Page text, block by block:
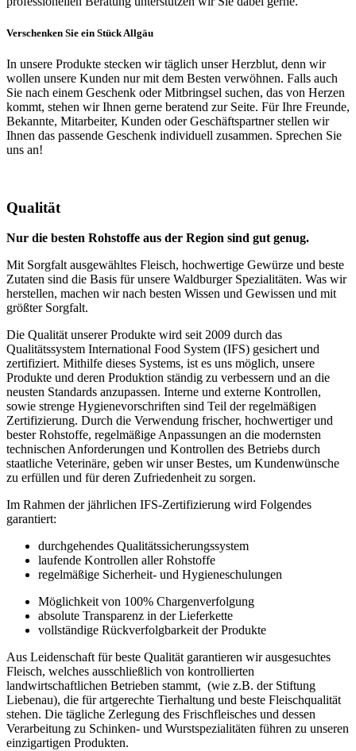
Verschenken Sie ein Stück Allgäu
In unsere Produkte stecken wir täglich unser Herzblut, denn wir
wollen unsere Kunden nur mit dem Besten verwöhnen. Falls auch
Sie nach einem Geschenk oder Mitbringsel suchen, das von Herzen
kommt, stehen wir Ihnen gerne beratend zur Seite. Für Ihre Freunde,
Bekannte, Mitarbeiter, Kunden oder Geschäftspartner stellen wir
Ihnen das passende Geschenk individuell zusammen. Sprechen Sie
uns an!
Qualität
Nur die besten Rohstoffe aus der Region sind gut genug.
Mit Sorgfalt ausgewähltes Fleisch, hochwertige Gewürze und beste
Zutaten sind die Basis für unsere Waldburger Spezialitäten. Was wir
herstellen, machen wir nach besten Wissen und Gewissen und mit
größter Sorgfalt.
Die Qualität unserer Produkte wird seit 2009 durch das
Qualitätssystem International Food System (IFS) gesichert und
zertifiziert. Mithilfe dieses Systems, ist es uns möglich, unsere
Produkte und deren Produktion ständig zu verbessern und an die
neusten Standards anzupassen. Interne und externe Kontrollen,
sowie strenge Hygienevorschriften sind Teil der regelmäßigen
Zertifizierung. Durch die Verwendung frischer, hochwertiger und
bester Rohstoffe, regelmäßige Anpassungen an die modernsten
technischen Anforderungen und Kontrollen des Betriebs durch
staatliche Veterinäre, geben wir unser Bestes, um Kundenwünsche
zu erfüllen und für deren Zufriedenheit zu sorgen.
Im Rahmen der jährlichen IFS-Zertifizierung wird Folgendes
garantiert:
durchgehendes Qualitätssicherungssystem
laufende Kontrollen aller Rohstoffe
regelmäßige Sicherheit- und Hygieneschulungen
Möglichkeit von 100% Chargenverfolgung
absolute Transparenz in der Lieferkette
vollständige Rückverfolgbarkeit der Produkte
Aus Leidenschaft für beste Qualität garantieren wir ausgesuchtes
Fleisch, welches ausschließlich von kontrollierten
landwirtschaftlichen Betrieben stammt, (wie z.B. der Stiftung
Liebenau), die für artgerechte Tierhaltung und beste Fleischqualität
stehen. Die tägliche Zerlegung des Frischfleisches und dessen
Verarbeitung zu Schinken- und Wurstspezialitäten führen zu unseren
einzigartigen Produkten.